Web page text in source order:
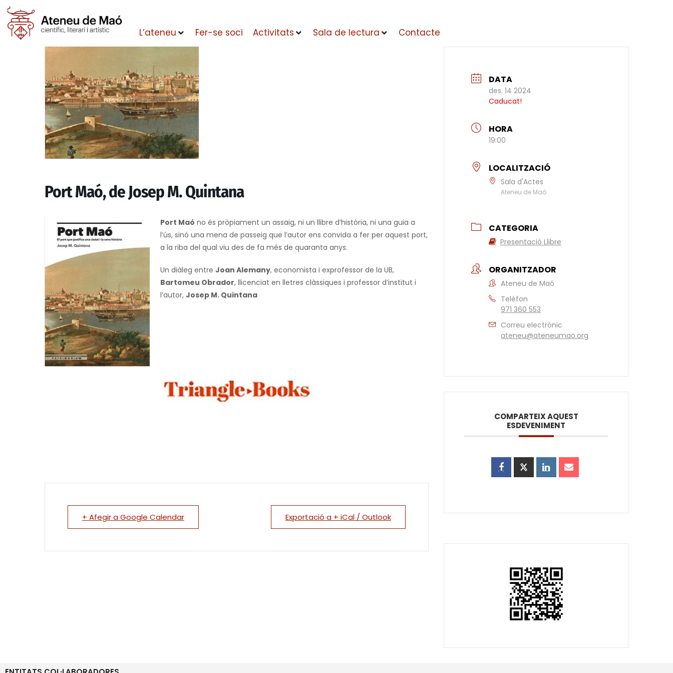
L’ateneu Fer-se soci Activitats Sala de lectura Contacte
Port Maó, de Josep M. Quintana
Port Maó no és pròpiament un assaig, ni un llibre d’història, ni una guia a
l’ús, sinó una mena de passeig que l’autor ens convida a fer per aquest port,
a la riba del qual viu des de fa més de quaranta anys.
Un diàleg entre Joan Alemany, economista i exprofessor de la UB,
Bartomeu Obrador, llicenciat en lletres clàssiques i professor d’institut i
l’autor, Josep M. Quintana
+ Afegir a Google Calendar Exportació a + iCal / Outlook
DATA
des. 14 2024
Caducat!
HORA
19:00
LOCALITZACIÓ
Sala d'Actes
Ateneu de Maó
CATEGORIA
Presentació Llibre
ORGANITZADOR
Ateneu de Maó
Telèfon
971 360 553
Correu electrònic
ateneu@ateneumao.org
COMPARTEIX AQUEST
ESDEVENIMENT